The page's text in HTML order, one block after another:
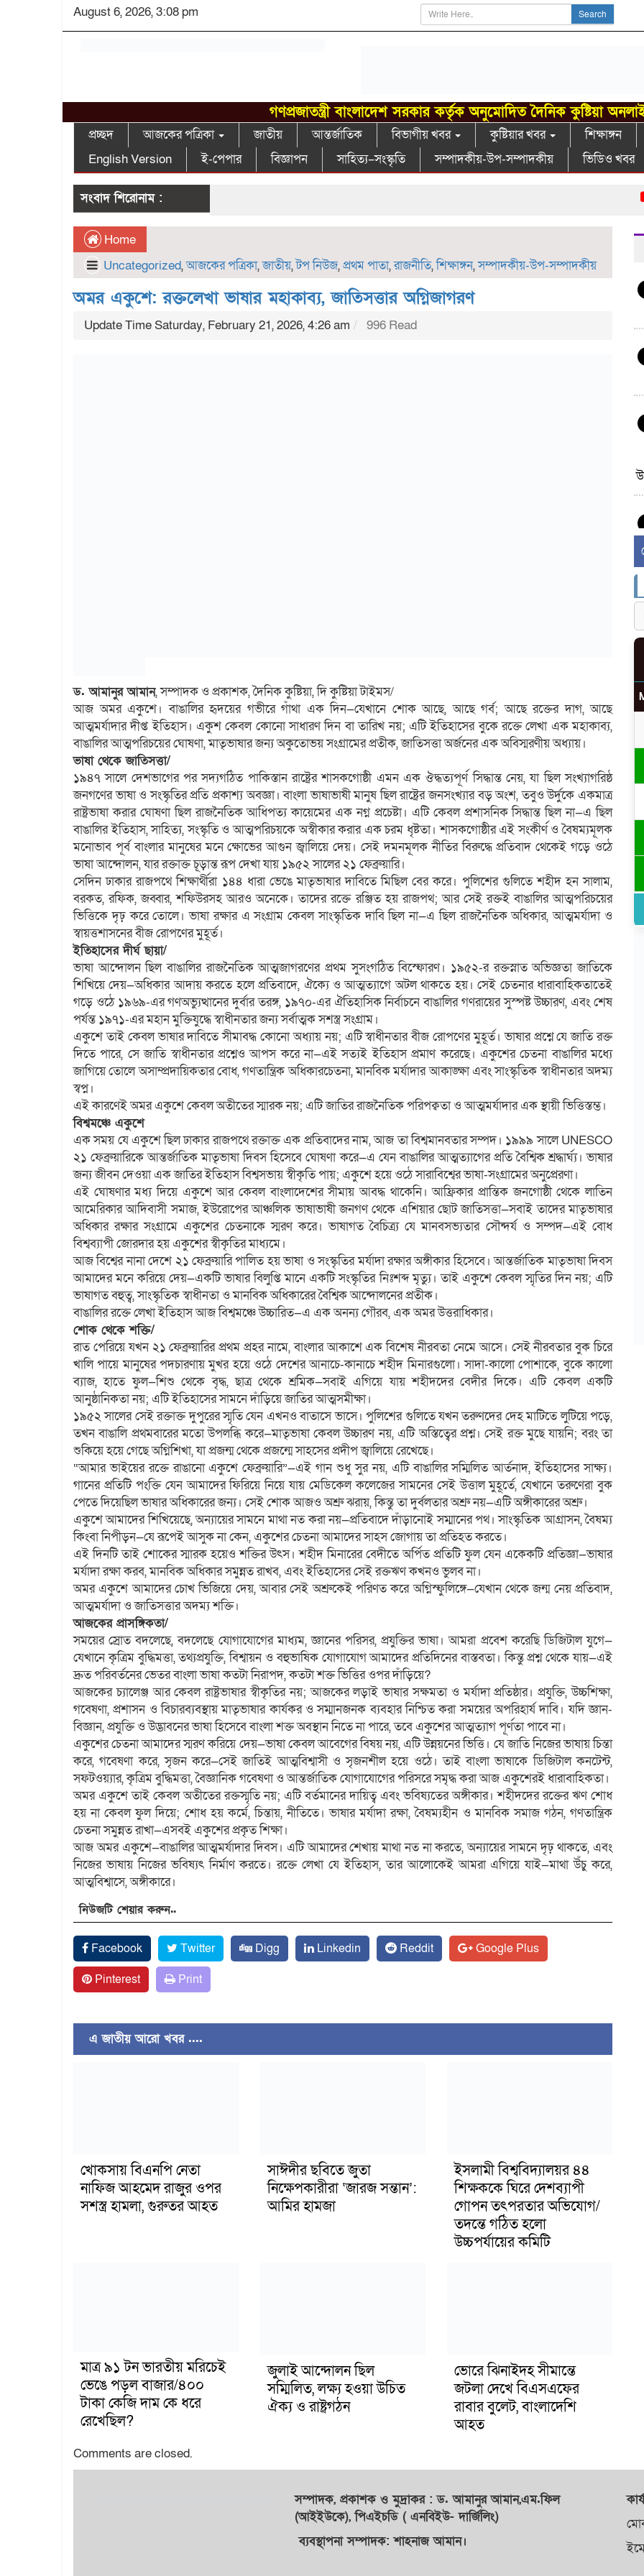
August 6, 2026, 3:08 pm Search
গণপ্রজাতন্ত্রী বাংলাদেশ সরকার কর্তৃক অনুমোদিত দৈনিক কুষ্টিয়া
প্রচ্ছদ আজকের পত্রিকা জাতীয় আন্তর্জাতিক বিভাগীয় খবর কুষ্টিয়ার খবর শিক্ষাঙ্গন
English Version
ই-পেপার বিজ্ঞাপন সাহিত্য–সংস্কৃতি সম্পাদকীয়-উপ-সম্পাদকীয় ভিডিও খবর
সংবাদ শিরোনাম :
Home
Uncategorized,আজকের পত্রিকা,জাতীয়,টপ নিউজ,প্রথম পাতা,রাজনীতি,শিক্ষাঙ্গন,সম্পাদকীয়-উপ-সম্পাদকীয়
অমর একুশে: রক্তলেখা ভাষার মহাকাব্য, জাতিসত্তার অগ্নিজাগরণ
Update Time Saturday, February 21, 2026, 4:26 am 996 Read
ড. আমানুর আমান, সম্পাদক ও প্রকাশক, দৈনিক কুষ্টিয়া, দি কুষ্টিয়া টাইমস/
আজ অমর একুশে। বাঙালির হৃদয়ের গভীরে গাঁথা এক দিন—যেখানে শোক আছে, আছে গর্ব; আছে রক্তের দাগ, আছে
আত্মমর্যাদার দীপ্ত ইতিহাস। একুশ কেবল কোনো সাধারণ দিন বা তারিখ নয়; এটি ইতিহাসের বুকে রক্তে লেখা এক মহাকাব্য,
বাঙালির আত্মপরিচয়ের ঘোষণা, মাতৃভাষার জন্য অকুতোভয় সংগ্রামের প্রতীক, জাতিসত্তা অর্জনের এক অবিস্মরণীয় অধ্যায়।
ভাষা থেকে জাতিসত্তা/
১৯৪৭ সালে দেশভাগের পর সদ্যগঠিত পাকিস্তান রাষ্ট্রের শাসকগোষ্ঠী এমন এক ঔদ্ধত্যপূর্ণ সিদ্ধান্ত নেয়, যা ছিল সংখ্যাগরিষ্ঠ
জনগণের ভাষা ও সংস্কৃতির প্রতি প্রকাশ্য অবজ্ঞা। বাংলা ভাষাভাষী মানুষ ছিল রাষ্ট্রের জনসংখ্যার বড় অংশ, তবুও উর্দুকে একমাত্র
রাষ্ট্রভাষা করার ঘোষণা ছিল রাজনৈতিক আধিপত্য কায়েমের এক নগ্ন প্রচেষ্টা। এটি কেবল প্রশাসনিক সিদ্ধান্ত ছিল না—এ ছিল
বাঙালির ইতিহাস, সাহিত্য, সংস্কৃতি ও আত্মপরিচয়কে অস্বীকার করার এক চরম ধৃষ্টতা। শাসকগোষ্ঠীর এই সংকীর্ণ ও বৈষম্যমূলক
মনোভাব পূর্ব বাংলার মানুষের মনে ক্ষোভের আগুন জ্বালিয়ে দেয়। সেই দমনমূলক নীতির বিরুদ্ধে প্রতিবাদ থেকেই গড়ে ওঠে
ভাষা আন্দোলন, যার রক্তাক্ত চূড়ান্ত রূপ দেখা যায় ১৯৫২ সালের ২১ ফেব্রুয়ারি।
সেদিন ঢাকার রাজপথে শিক্ষার্থীরা ১৪৪ ধারা ভেঙে মাতৃভাষার দাবিতে মিছিল বের করে। পুলিশের গুলিতে শহীদ হন সালাম,
বরকত, রফিক, জব্বার, শফিউরসহ আরও অনেকে। তাদের রক্তে রঞ্জিত হয় রাজপথ; আর সেই রক্তই বাঙালির আত্মপরিচয়ের
ভিত্তিকে দৃঢ় করে তোলে। ভাষা রক্ষার এ সংগ্রাম কেবল সাংস্কৃতিক দাবি ছিল না—এ ছিল রাজনৈতিক অধিকার, আত্মমর্যাদা ও
স্বায়ত্তশাসনের বীজ রোপণের মুহূর্ত।
ইতিহাসের দীর্ঘ ছায়া/
ভাষা আন্দোলন ছিল বাঙালির রাজনৈতিক আত্মজাগরণের প্রথম সুসংগঠিত বিস্ফোরণ। ১৯৫২-র রক্তস্নাত অভিজ্ঞতা জাতিকে
শিখিয়ে দেয়—অধিকার আদায় করতে হলে প্রতিবাদে, ঐক্যে ও আত্মত্যাগে অটল থাকতে হয়। সেই চেতনার ধারাবাহিকতাতেই
গড়ে ওঠে ১৯৬৯-এর গণঅভ্যুত্থানের দুর্বার তরঙ্গ, ১৯৭০-এর ঐতিহাসিক নির্বাচনে বাঙালির গণরায়ের সুস্পষ্ট উচ্চারণ, এবং শেষ
পর্যন্ত ১৯৭১-এর মহান মুক্তিযুদ্ধে স্বাধীনতার জন্য সর্বাত্মক সশস্ত্র সংগ্রাম।
একুশে তাই কেবল ভাষার দাবিতে সীমাবদ্ধ কোনো অধ্যায় নয়; এটি স্বাধীনতার বীজ রোপণের মুহূর্ত। ভাষার প্রশ্নে যে জাতি রক্ত
দিতে পারে, সে জাতি স্বাধীনতার প্রশ্নেও আপস করে না—এই সত্যই ইতিহাস প্রমাণ করেছে। একুশের চেতনা বাঙালির মধ্যে
জাগিয়ে তোলে অসাম্প্রদায়িকতার বোধ, গণতান্ত্রিক অধিকারচেতনা, মানবিক মর্যাদার আকাঙ্ক্ষা এবং সাংস্কৃতিক স্বাধীনতার অদম্য
স্বপ্ন।
এই কারণেই অমর একুশে কেবল অতীতের স্মারক নয়; এটি জাতির রাজনৈতিক পরিপক্বতা ও আত্মমর্যাদার এক স্থায়ী ভিত্তিস্তম্ভ।
বিশ্বমঞ্চে একুশে
এক সময় যে একুশে ছিল ঢাকার রাজপথে রক্তাক্ত এক প্রতিবাদের নাম, আজ তা বিশ্বমানবতার সম্পদ। ১৯৯৯ সালে UNESCO
২১ ফেব্রুয়ারিকে আন্তর্জাতিক মাতৃভাষা দিবস হিসেবে ঘোষণা করে—এ যেন বাঙালির আত্মত্যাগের প্রতি বৈশ্বিক শ্রদ্ধার্ঘ্য। ভাষার
জন্য জীবন দেওয়া এক জাতির ইতিহাস বিশ্বসভায় স্বীকৃতি পায়; একুশে হয়ে ওঠে সারাবিশ্বের ভাষা-সংগ্রামের অনুপ্রেরণা।
এই ঘোষণার মধ্য দিয়ে একুশে আর কেবল বাংলাদেশের সীমায় আবদ্ধ থাকেনি। আফ্রিকার প্রান্তিক জনগোষ্ঠী থেকে লাতিন
আমেরিকার আদিবাসী সমাজ, ইউরোপের আঞ্চলিক ভাষাভাষী জনগণ থেকে এশিয়ার ছোট জাতিসত্তা—সবাই তাদের মাতৃভাষার
অধিকার রক্ষার সংগ্রামে একুশের চেতনাকে স্মরণ করে। ভাষাগত বৈচিত্র্য যে মানবসভ্যতার সৌন্দর্য ও সম্পদ—এই বোধ
বিশ্বব্যাপী জোরদার হয় একুশের স্বীকৃতির মাধ্যমে।
আজ বিশ্বের নানা দেশে ২১ ফেব্রুয়ারি পালিত হয় ভাষা ও সংস্কৃতির মর্যাদা রক্ষার অঙ্গীকার হিসেবে। আন্তর্জাতিক মাতৃভাষা দিবস
আমাদের মনে করিয়ে দেয়—একটি ভাষার বিলুপ্তি মানে একটি সংস্কৃতির নিঃশব্দ মৃত্যু। তাই একুশে কেবল স্মৃতির দিন নয়; এটি
ভাষাগত বহুত্ব, সাংস্কৃতিক স্বাধীনতা ও মানবিক অধিকারের বৈশ্বিক আন্দোলনের প্রতীক।
বাঙালির রক্তে লেখা ইতিহাস আজ বিশ্বমঞ্চে উচ্চারিত—এ এক অনন্য গৌরব, এক অমর উত্তরাধিকার।
শোক থেকে শক্তি/
রাত পেরিয়ে যখন ২১ ফেব্রুয়ারির প্রথম প্রহর নামে, বাংলার আকাশে এক বিশেষ নীরবতা নেমে আসে। সেই নীরবতার বুক চিরে
খালি পায়ে মানুষের পদচারণায় মুখর হয়ে ওঠে দেশের আনাচে-কানাচে শহীদ মিনারগুলো। সাদা-কালো পোশাকে, বুকে কালো
ব্যাজ, হাতে ফুল—শিশু থেকে বৃদ্ধ, ছাত্র থেকে শ্রমিক—সবাই এগিয়ে যায় শহীদদের বেদীর দিকে। এটি কেবল একটি
আনুষ্ঠানিকতা নয়; এটি ইতিহাসের সামনে দাঁড়িয়ে জাতির আত্মসমীক্ষা।
১৯৫২ সালের সেই রক্তাক্ত দুপুরের স্মৃতি যেন এখনও বাতাসে ভাসে। পুলিশের গুলিতে যখন তরুণদের দেহ মাটিতে লুটিয়ে পড়ে,
তখন বাঙালি প্রথমবারের মতো উপলব্ধি করে—মাতৃভাষা কেবল উচ্চারণ নয়, এটি অস্তিত্বের প্রশ্ন। সেই রক্ত মুছে যায়নি; বরং তা
শুকিয়ে হয়ে গেছে অগ্নিশিখা, যা প্রজন্ম থেকে প্রজন্মে সাহসের প্রদীপ জ্বালিয়ে রেখেছে।
“আমার ভাইয়ের রক্তে রাঙানো একুশে ফেব্রুয়ারি”—এই গান শুধু সুর নয়, এটি বাঙালির সম্মিলিত আর্তনাদ, ইতিহাসের সাক্ষ্য।
গানের প্রতিটি পংক্তি যেন আমাদের ফিরিয়ে নিয়ে যায় মেডিকেল কলেজের সামনের সেই উত্তাল মুহূর্তে, যেখানে তরুণেরা বুক
পেতে দিয়েছিল ভাষার অধিকারের জন্য। সেই শোক আজও অশ্রু ঝরায়, কিন্তু তা দুর্বলতার অশ্রু নয়—এটি অঙ্গীকারের অশ্রু।
একুশে আমাদের শিখিয়েছে, অন্যায়ের সামনে মাথা নত করা নয়—প্রতিবাদে দাঁড়ানোই সম্মানের পথ। সাংস্কৃতিক আগ্রাসন, বৈষম্য
কিংবা নিপীড়ন—যে রূপেই আসুক না কেন, একুশের চেতনা আমাদের সাহস জোগায় তা প্রতিহত করতে।
এই দিনটি তাই শোকের স্মারক হয়েও শক্তির উৎস। শহীদ মিনারের বেদীতে অর্পিত প্রতিটি ফুল যেন একেকটি প্রতিজ্ঞা—ভাষার
মর্যাদা রক্ষা করব, মানবিক অধিকার সমুন্নত রাখব, এবং ইতিহাসের সেই রক্তঋণ কখনও ভুলব না।
অমর একুশে আমাদের চোখ ভিজিয়ে দেয়, আবার সেই অশ্রুকেই পরিণত করে অগ্নিস্ফুলিঙ্গে—যেখান থেকে জন্ম নেয় প্রতিবাদ,
আত্মমর্যাদা ও জাতিসত্তার অদম্য শক্তি।
আজকের প্রাসঙ্গিকতা/
সময়ের স্রোত বদলেছে, বদলেছে যোগাযোগের মাধ্যম, জ্ঞানের পরিসর, প্রযুক্তির ভাষা। আমরা প্রবেশ করেছি ডিজিটাল যুগে—
যেখানে কৃত্রিম বুদ্ধিমত্তা, তথ্যপ্রযুক্তি, বিশ্বায়ন ও বহুভাষিক যোগাযোগ আমাদের প্রতিদিনের বাস্তবতা। কিন্তু প্রশ্ন থেকে যায়—এই
দ্রুত পরিবর্তনের ভেতর বাংলা ভাষা কতটা নিরাপদ, কতটা শক্ত ভিত্তির ওপর দাঁড়িয়ে?
আজকের চ্যালেঞ্জ আর কেবল রাষ্ট্রভাষার স্বীকৃতির নয়; আজকের লড়াই ভাষার সক্ষমতা ও মর্যাদা প্রতিষ্ঠার। প্রযুক্তি, উচ্চশিক্ষা,
গবেষণা, প্রশাসন ও বিচারব্যবস্থায় মাতৃভাষার কার্যকর ও সম্মানজনক ব্যবহার নিশ্চিত করা সময়ের অপরিহার্য দাবি। যদি জ্ঞান-
বিজ্ঞান, প্রযুক্তি ও উদ্ভাবনের ভাষা হিসেবে বাংলা শক্ত অবস্থান নিতে না পারে, তবে একুশের আত্মত্যাগ পূর্ণতা পাবে না।
একুশের চেতনা আমাদের স্মরণ করিয়ে দেয়—ভাষা কেবল আবেগের বিষয় নয়, এটি উন্নয়নের ভিত্তি। যে জাতি নিজের ভাষায় চিন্তা
করে, গবেষণা করে, সৃজন করে—সেই জাতিই আত্মবিশ্বাসী ও সৃজনশীল হয়ে ওঠে। তাই বাংলা ভাষাকে ডিজিটাল কনটেন্ট,
সফটওয়্যার, কৃত্রিম বুদ্ধিমত্তা, বৈজ্ঞানিক গবেষণা ও আন্তর্জাতিক যোগাযোগের পরিসরে সমৃদ্ধ করা আজ একুশেরই ধারাবাহিকতা।
অমর একুশে তাই কেবল অতীতের রক্তস্মৃতি নয়; এটি বর্তমানের দায়িত্ব এবং ভবিষ্যতের অঙ্গীকার। শহীদদের রক্তের ঋণ শোধ
হয় না কেবল ফুল দিয়ে; শোধ হয় কর্মে, চিন্তায়, নীতিতে। ভাষার মর্যাদা রক্ষা, বৈষম্যহীন ও মানবিক সমাজ গঠন, গণতান্ত্রিক
চেতনা সমুন্নত রাখা—এসবই একুশের প্রকৃত শিক্ষা।
আজ অমর একুশে—বাঙালির আত্মমর্যাদার দিবস। এটি আমাদের শেখায় মাথা নত না করতে, অন্যায়ের সামনে দৃঢ় থাকতে, এবং
নিজের ভাষায় নিজের ভবিষ্যৎ নির্মাণ করতে। রক্তে লেখা যে ইতিহাস, তার আলোকেই আমরা এগিয়ে যাই—মাথা উঁচু করে,
আত্মবিশ্বাসে, অঙ্গীকারে।
নিউজটি শেয়ার করুন..
Facebook Twitter Digg Linkedin Reddit
Google Plus
Pinterest
Print
এ জাতীয় আরো খবর ....
খোকসায় বিএনপি নেতা
নাফিজ আহমেদ রাজুর ওপর
সশস্ত্র হামলা, গুরুতর আহত
সাঈদীর ছবিতে জুতা
নিক্ষেপকারীরা ‘জারজ সন্তান’:
আমির হামজা
ইসলামী বিশ্ববিদ্যালয়র ৪৪
শিক্ষককে ঘিরে দেশব্যাপী
গোপন তৎপরতার অভিযোগ/
তদন্তে গঠিত হলো
উচ্চপর্যায়ের কমিটি
মাত্র ৯১ টন ভারতীয় মরিচেই
ভেঙে পড়ল বাজার/৪০০
টাকা কেজি দাম কে ধরে
রেখেছিল?
জুলাই আন্দোলন ছিল
সম্মিলিত, লক্ষ্য হওয়া উচিত
ঐক্য ও রাষ্ট্রগঠন
ভোরে ঝিনাইদহ সীমান্তে
জটলা দেখে বিএসএফের
রাবার বুলেট, বাংলাদেশি
আহত
Comments are closed.
সম্পাদক, প্রকাশকওমুদ্রাকর: ড. আমানুর আমান,এম.ফিল
(আইইউকে), পিএইচডি ( এনবিইউ- দার্জিলিং)
ব্যবস্থাপনা সম্পাদক: শাহনাজ আমান।